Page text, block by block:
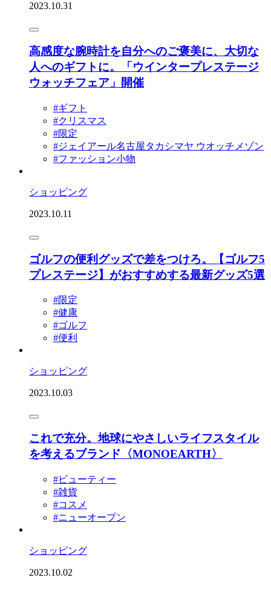
2023.10.31
高感度な腕時計を自分へのご褒美に、大切な
人へのギフトに。「ウインタープレステージ
ウォッチフェア」開催
#ギフト
#クリスマス
#限定
#ジェイアール名古屋タカシマヤ ウオッチメゾン
#ファッション小物
ショッピング
2023.10.11
ゴルフの便利グッズで差をつけろ。【ゴルフ5
プレステージ】がおすすめする最新グッズ5選
#限定
#健康
#ゴルフ
#便利
ショッピング
2023.10.03
これで充分。地球にやさしいライフスタイル
を考えるブランド〈MONOEARTH〉
#ビューティー
#雑貨
#コスメ
#ニューオープン
ショッピング
2023.10.02